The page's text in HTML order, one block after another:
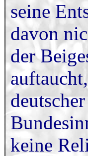
seine
davon
der
keine